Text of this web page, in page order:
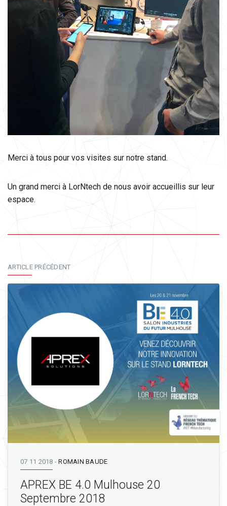
Merci à tous pour vos visites sur notre stand.
Un grand merci à LorNtech de nous avoir accueillis sur leur
espace.
ARTICLE PRÉCÉDENT
07 11 2018 -ROMAIN BAUDE
APREX BE 4.0 Mulhouse 20
Septembre 2018